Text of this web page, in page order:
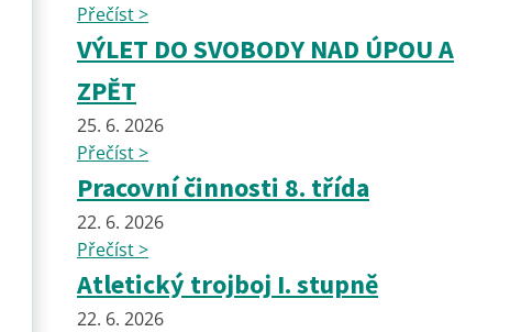
Přečíst >
VÝLET DO SVOBODY NAD ÚPOU A
ZPĚT
25. 6. 2026
Přečíst >
Pracovní činnosti 8. třída
22. 6. 2026
Přečíst >
Atletický trojboj I. stupně
22. 6. 2026